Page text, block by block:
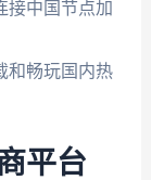
接中国节点加
和畅玩国内热
平台